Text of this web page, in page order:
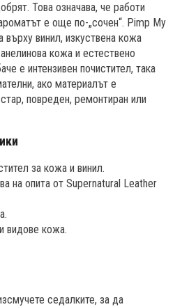
Това означава, че работи
е още по-„сочен“. Pimp My
винил, изкуствена кожа
кожа и естествено
е интензивен почистител, така
ако материалът е
повреден, ремонтиран или
за кожа и винил.
на опита от Supernatural Leather
видове кожа.
седалките, за да